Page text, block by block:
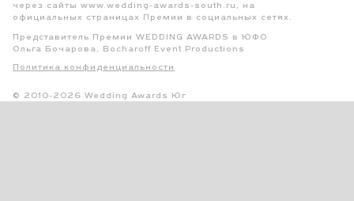
через сайты www.wedding-awards-south.ru, на
официальных страницах Премии в социальных сетях.
Представитель Премии WEDDING AWARDS в ЮФО
Ольга Бочарова, Bocharoff Event Productions
Политика конфиденциальности
© 2010-2026 Wedding Awards Юг